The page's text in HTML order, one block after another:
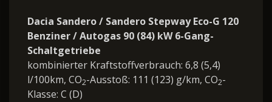
Dacia Sandero / Sandero Stepway Eco-G 120
Benziner / Autogas 90 (84) kW 6-Gang-
Schaltgetriebe
kombinierter Kraftstoffverbrauch: 6,8 (5,4)
l/100km, CO2-Ausstoß: 111 (123) g/km, CO2-
Klasse: C (D)